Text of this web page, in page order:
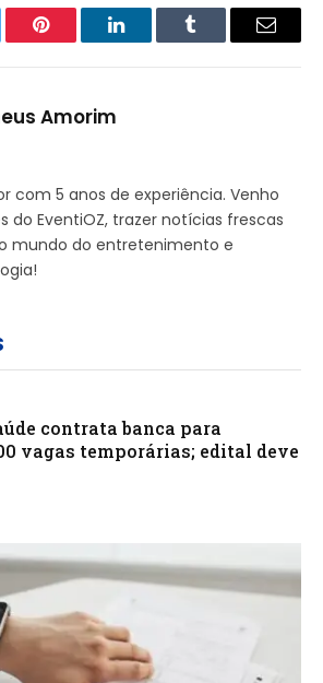
Pinterest LinkedInTumblr Email
Amorim
com 5 anos de experiência. Venho
do EventiOZ, trazer notícias frescas
mundo do entretenimento e
contrata banca para
vagas temporárias; edital deve